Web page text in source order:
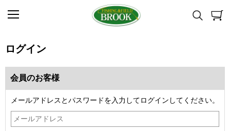
ログイン
会員のお客様
メールアドレスとパスワードを入力してログインしてください。